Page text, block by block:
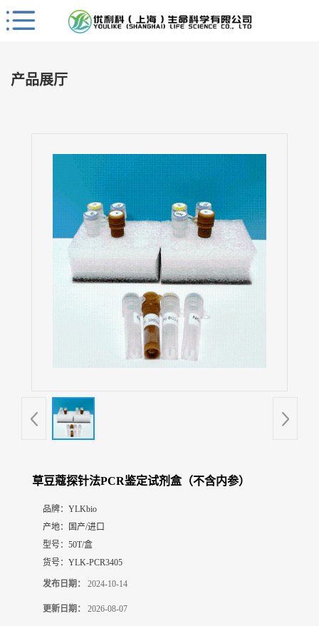
Close
首
产品展厅
草豆蔻探针法PCR鉴定试剂盒（不含内参）
品牌： YLKbio
产地：
国产/进口
型号： 50T/盒
货号： YLK-PCR3405
发布日期： 2024-10-14
更新日期： 2026-08-07